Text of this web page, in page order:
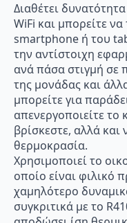
Διαθέτει
WiFi και μπορείτε
smartphone ή του
την αντίστοιχη
ανά πάσα στιγμή σε
της μονάδας και
μπορείτε για
απενεργοποιείτε το
βρίσκεστε, αλλά και
θερμοκρασία.
Χρησιμοποιεί το
οποίο είναι φιλικό
χαμηλότερο
συγκριτικά με το